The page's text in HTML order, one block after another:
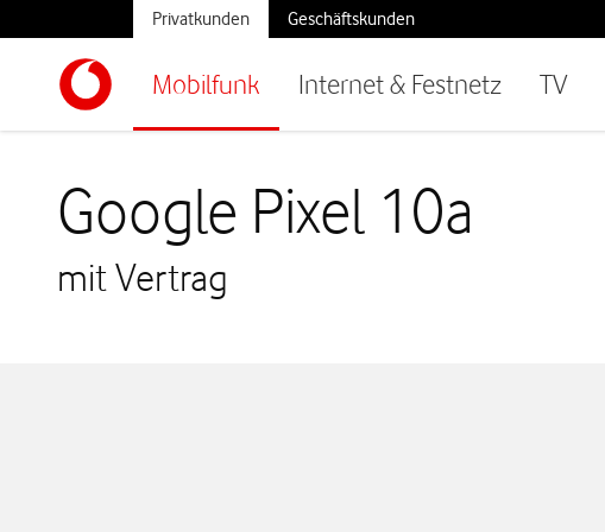
Mobilfunk Internet & Festnetz TV
Privatkunden Geschäftskunden
Google Pixel 10a
mit Vertrag